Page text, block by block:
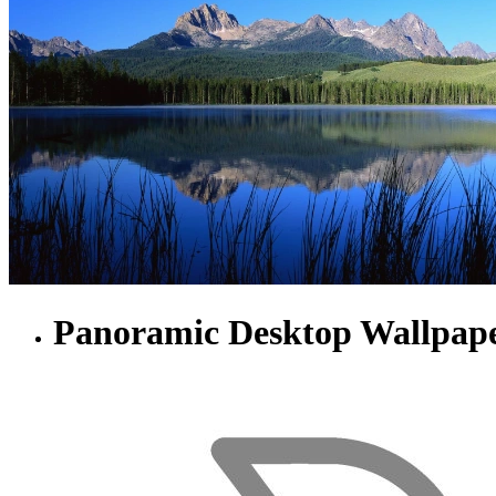
Panoramic Desktop